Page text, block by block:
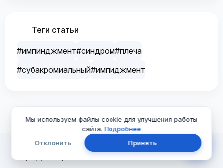
Теги статьи
#импинджмент#синдром#плеча
#субакромиальный#импиджмент
ПроДоктор-Тюмень
Мы используем файлы cookie для улучшения работы
сайта.Подробнее
Отклонить
Принять